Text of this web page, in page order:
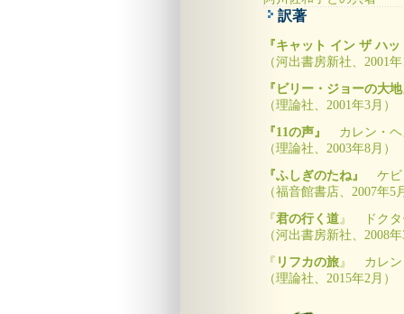
訳著
『キャット イン ザ ハ
（河出書房新社、2001
『ビリー・ジョーの大
（理論社、2001年3月）
『11の声』
カレン・ヘ
（理論社、2003年8月）
『ふしぎのたね』
ケビ
（福音館書店、2007年5
『君の行く道』 ドクタ
（河出書房新社、2008
『 リフカの旅』 カレン
（理論社、2015年2月）